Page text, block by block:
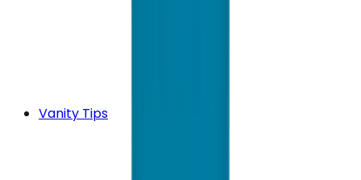
Vanity Tips